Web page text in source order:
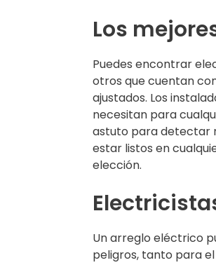
Los
Puedes encontrar
otros que cuentan
ajustados. Los
necesitan para
astuto para detectar
estar listos en
elección.
Un arreglo eléctrico
peligros, tanto para